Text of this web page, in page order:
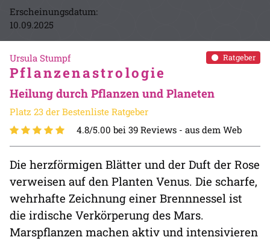
Erscheinungsdatum:
10.09.2025
Ratgeber
Ursula Stumpf
Pflanzenastrologie
Heilung durch Pflanzen und Planeten
Platz 23 der Bestenliste Ratgeber
4.8/5.00 bei 39 Reviews - aus dem Web
Die herzförmigen Blätter und der Duft der Rose
verweisen auf den Planten Venus. Die scharfe,
wehrhafte Zeichnung einer Brennnessel ist
die irdische Verkörperung des Mars.
Marspflanzen machen aktiv und intensivieren